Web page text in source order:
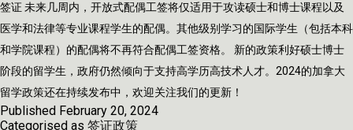
签证 未来几周内，开放式配偶工签将仅适用于攻读硕士和博士课程以及
医学和法律等专业课程学生的配偶。其他级别学习的国际学生（包括本科
和学院课程）的配偶将不再符合配偶工签资格。 新的政策利好硕士博士
阶段的留学生，政府仍然倾向于支持高学历高技术人才。2024的加拿大
留学政策还在持续发布中，欢迎关注我们的更新！
Published February 20, 2024
Categorised as 签证政策